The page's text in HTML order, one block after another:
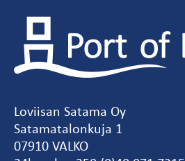
Loviisan Satama Oy
Satamatalonkuja 1
07910 VALKO